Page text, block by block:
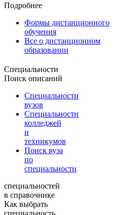
Подробнее
Формы дистанционного
обучения
Все о дистанционном
образовании
Специальности
Поиск описаний
Специальности
вузов
Специальности
колледжей
и
техникумов
Поиск вуза
по
специальности
специальностей
в справочнике
Как выбрать
специальность